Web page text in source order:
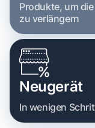
Produkte, um
zu verlängern
Neugerät
In wenigen